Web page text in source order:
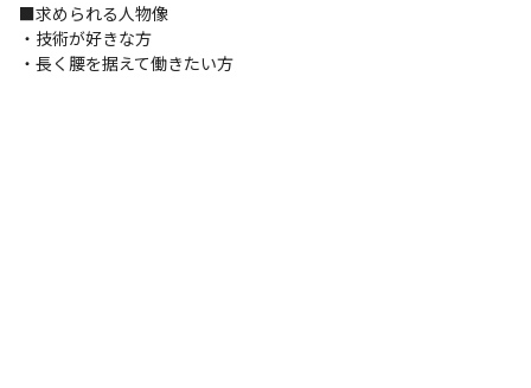
■求められる人物像
・技術が好きな方
・長く腰を据えて働きたい方